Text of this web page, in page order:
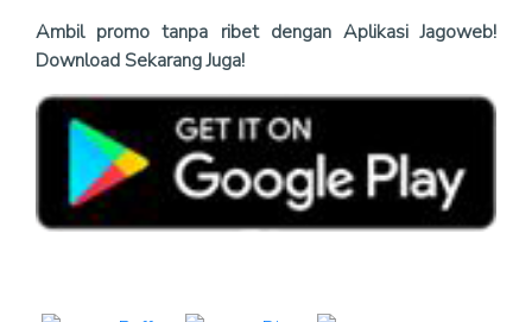
Ambil promo tanpa ribet dengan Aplikasi Jagoweb!
Download Sekarang Juga!